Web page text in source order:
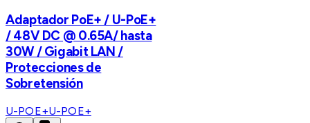
Adaptador PoE+ / U-PoE+
/ 48V DC @ 0.65A/ hasta
30W / Gigabit LAN /
Protecciones de
Sobretensión
U-POE+U-POE+